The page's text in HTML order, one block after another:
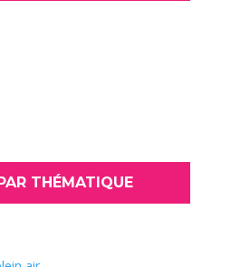
THÉMATIQUE